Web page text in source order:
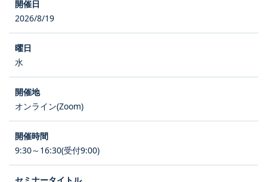
2026/8/19
水
オンライン(Zoom)
9:30～16:30(受付9:00)